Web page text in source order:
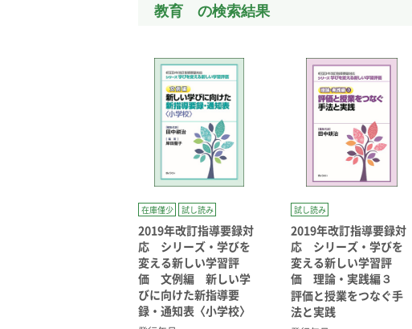
教育 の検索結果
在庫僅少 試し読み
2019年改訂指導要録対
応 シリーズ・学びを
変える新しい学習評
価 文例編 新しい学
びに向けた新指導要
録・通知表〈小学校〉
試し読み
2019年改訂指導要録対
応 シリーズ・学びを
変える新しい学習評
価 理論・実践編３
評価と授業をつなぐ手
法と実践